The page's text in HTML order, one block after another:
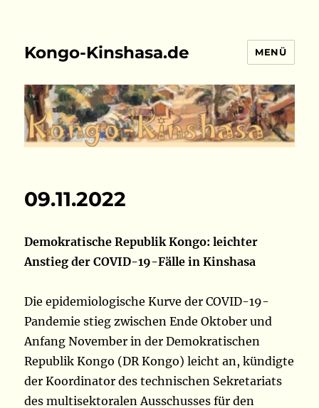
Kongo-Kinshasa.de MENÜ
09.11.2022
Demokratische Republik Kongo: leichter
Anstieg der COVID-19-Fälle in Kinshasa
Die epidemiologische Kurve der COVID-19-
Pandemie stieg zwischen Ende Oktober und
Anfang November in der Demokratischen
Republik Kongo (DR Kongo) leicht an, kündigte
der Koordinator des technischen Sekretariats
des multisektoralen Ausschusses für den